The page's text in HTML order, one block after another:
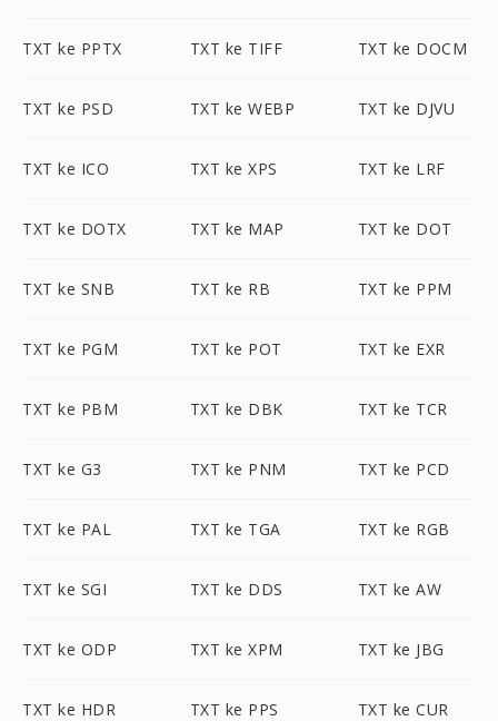
TXT ke PPTX TXT ke TIFF TXT ke DOCM
TXT ke PSD TXT ke WEBP TXT ke DJVU
TXT ke ICO TXT ke XPS TXT ke LRF
TXT ke DOTX TXT ke MAP TXT ke DOT
TXT ke SNB TXT ke RB TXT ke PPM
TXT ke PGM TXT ke POT TXT ke EXR
TXT ke PBM TXT ke DBK TXT ke TCR
TXT ke G3 TXT ke PNM TXT ke PCD
TXT ke PAL TXT ke TGA TXT ke RGB
TXT ke SGI TXT ke DDS TXT ke AW
TXT ke ODP TXT ke XPM TXT ke JBG
TXT ke HDR TXT ke PPS TXT ke CUR